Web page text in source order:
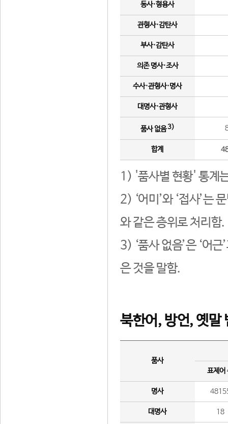
동사·형용사
관형사·감탄사
부사·감탄사
의존 명사·조사
수사·관형사·명사
대명사·관형사
품사 없음3)
합계
1) '품사별 현황' 통계
2) ‘어미’와 ‘접사’는
와 같은 층위로 처리함.
3) ‘품사 없음’은 ‘어
은 것을 말함.
북한어, 방언, 옛말
품사
표제어
명사
대명사 18